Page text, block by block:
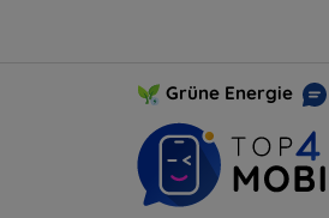
Grüne Energie